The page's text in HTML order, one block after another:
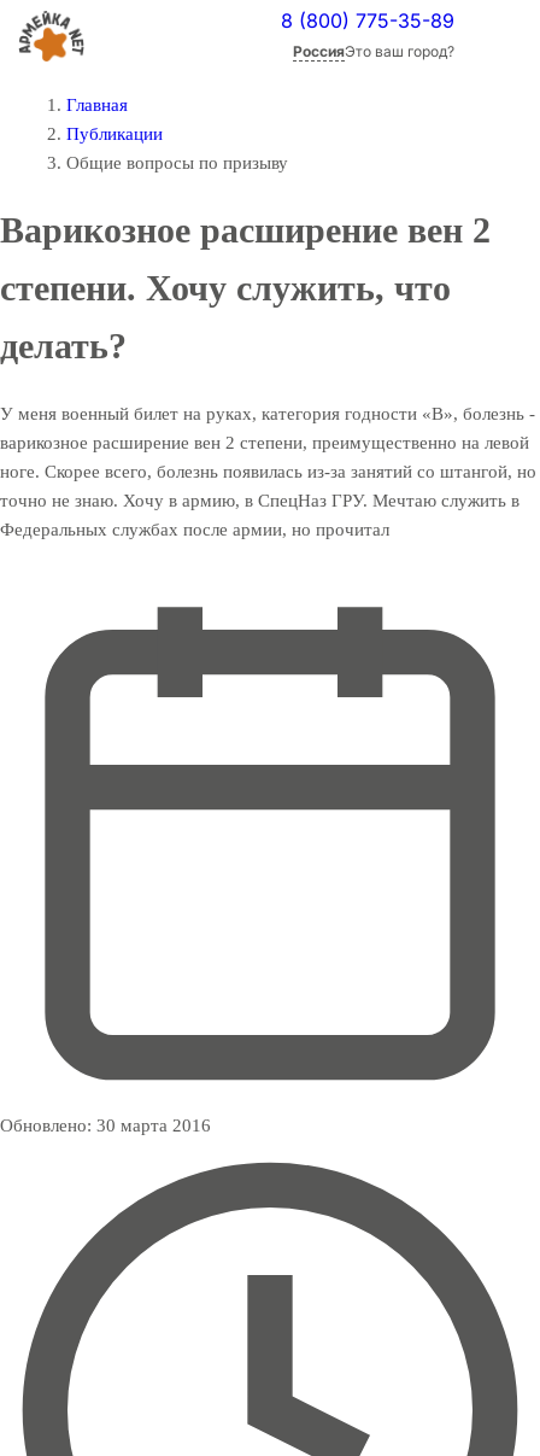
8 (800) 775-35-89
РоссияЭто ваш город?
Главная
Публикации
Общие вопросы по призыву
Варикозное расширение вен 2
степени. Хочу служить, что
делать?
У меня военный билет на руках, категория годности «В», болезнь -
варикозное расширение вен 2 степени, преимущественно на левой
ноге. Скорее всего, болезнь появилась из-за занятий со штангой, но
точно не знаю. Хочу в армию, в СпецНаз ГРУ. Мечтаю служить в
Федеральных службах после армии, но прочитал
Обновлено: 30 марта 2016